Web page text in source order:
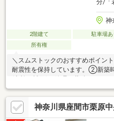
分/「
神
2階建て 駐車場あ
所有権
＼スムストックのおすすめポイン
耐震性を保持しています。②新築
スプログラムに対応。住宅購入後
です。物件の詳細情報は、イベン
積水ハウス施工、木造2階建て「
き。・外からの視線が気になりに
神奈川県座間市栗原